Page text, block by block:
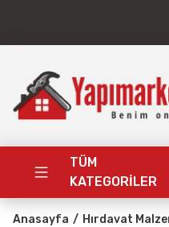
TÜM
KATEGORİLER
Anasayfa Hırdavat